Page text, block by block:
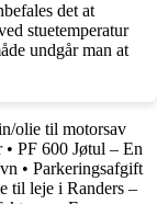
det at
stuetemperatur
undgår man at
olie til motorsav
• PF 600 Jøtul – En
• Parkeringsafgift
til leje i Randers –